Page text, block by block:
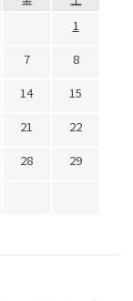
1
7
8
14
15
21
22
28
29